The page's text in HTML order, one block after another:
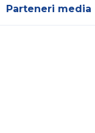
Parteneri media